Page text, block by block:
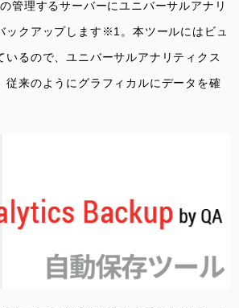
管理するサーバーにユニバーサルアナリ
ックアップします※1。本ツールにはビュ
いるので、ユニバーサルアナリティクス
従来のようにグラフィカルにデータを確